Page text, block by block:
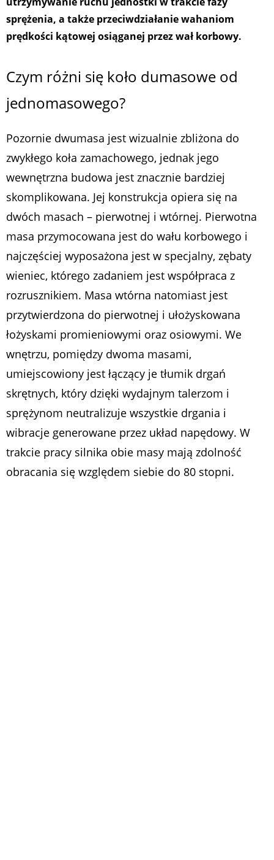
sprężenia, a także przeciwdziałanie wahaniom
prędkości kątowej osiąganej przez wał korbowy.
Czym różni się koło dumasowe od
jednomasowego?
Pozornie dwumasa jest wizualnie zbliżona do
zwykłego koła zamachowego, jednak jego
wewnętrzna budowa jest znacznie bardziej
skomplikowana. Jej konstrukcja opiera się na
dwóch masach – pierwotnej i wtórnej. Pierwotna
masa przymocowana jest do wału korbowego i
najczęściej wyposażona jest w specjalny, zębaty
wieniec, którego zadaniem jest współpraca z
rozrusznikiem. Masa wtórna natomiast jest
przytwierdzona do pierwotnej i ułożyskowana
łożyskami promieniowymi oraz osiowymi. We
wnętrzu, pomiędzy dwoma masami,
umiejscowiony jest łączący je tłumik drgań
skrętnych, który dzięki wydajnym talerzom i
sprężynom neutralizuje wszystkie drgania i
wibracje generowane przez układ napędowy. W
trakcie pracy silnika obie masy mają zdolność
obracania się względem siebie do 80 stopni.